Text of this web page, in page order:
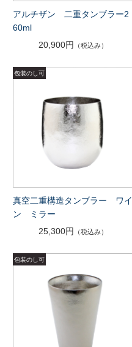
アルチザン 二重タンブラー2
60ml
20,900円
（税込み）
真空二重構造タンブラー ワイ
ン ミラー
25,300円
（税込み）